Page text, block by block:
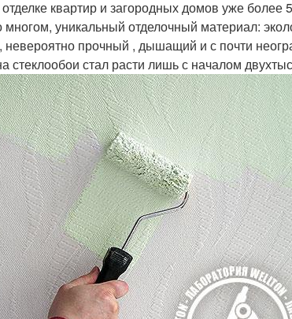
квартир и загородных домов уже более
многом, уникальный отделочный материал:
прочный , дышащий и с почти
стеклообои стал расти лишь с началом